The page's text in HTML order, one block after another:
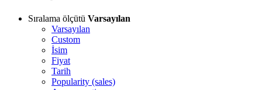
Sıralama ölçütü Varsayılan
Varsayılan
Custom
İsim
Fiyat
Tarih
Popularity (sales)